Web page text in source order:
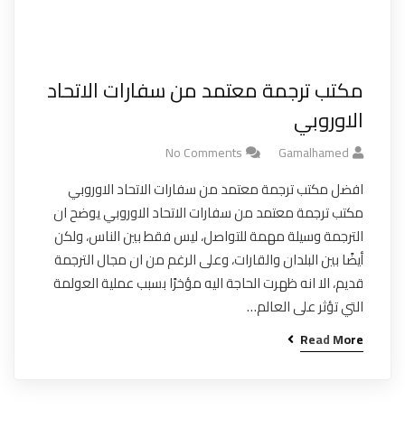
مكتب ترجمة معتمد من سفارات الاتحاد
الاوروبي
Gamalhamed
No Comments
افضل مكتب ترجمة معتمد من سفارات الاتحاد الاوروبي
مكتب ترجمة معتمد من سفارات الاتحاد الاوروبي يوضح ان
الترجمة وسيلة مهمة للتواصل، ليس فقط بين الناس، ولكن
أيضًا بين البلدان والقارات، وعلى الرغم من ان مجال الترجمة
قديم، الا انه ظهرت الحاجة اليه مؤخرًا بسبب عملية العولمة
التي تؤثر على العالم…
Read More